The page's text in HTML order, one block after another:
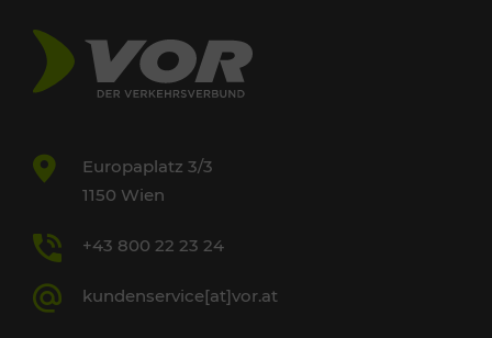
Europaplatz 3/3
1150 Wien
+43 800 22 23 24
kundenservice[at]vor.at